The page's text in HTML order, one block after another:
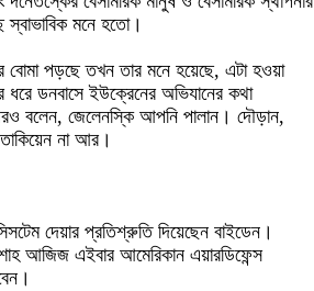
স্বাভাবিক মনে হতো।
বোমা পড়ছে তখন তার মনে হয়েছে, এটা হওয়া
ডনবাসে ইউক্রেনের অভিযানের কথা
বলেন, জেলেনস্কি আপনি পালান। দৌড়ান,
না আর।
দেয়ার প্রতিশ্রুতি দিয়েছেন বাইডেন।
আজিজ এইবার আমেরিকান এয়ারডিফেন্স